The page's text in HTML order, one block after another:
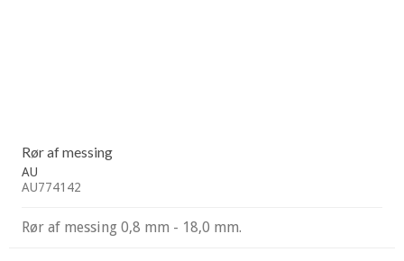
Rør af messing
AU
AU774142
Rør af messing 0,8 mm - 18,0 mm.